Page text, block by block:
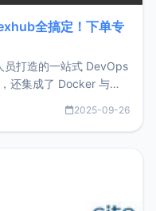
全搞定！下单专
员打造的一站式 DevOps
还集成了 Docker 与常
时搞定运维与数据库操
2025-09-26